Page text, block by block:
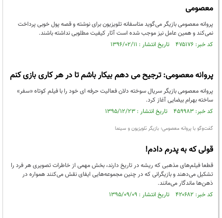
معصومی
پروانه معصومی بازیگر می‌گوید متاسفانه تلویزیون برای نوشته و قصه پول خوبی پرداخت
نمی‌کند و همین عامل نیز موجب شده است آثار کیفیت مطلوبی نداشته باشند.
کد خبر: ۴۷۵۱۷۶ تاریخ انتشار : ۱۳۹۶/۰۲/۱۱
پروانه معصومی: ترجیح می دهم بیکار باشم تا در هر کاری بازی کنم
پروانه معصومی بازیگر سریال سوخته دلان فعالیت حرفه ای خود را با فیلم کوتاه «سفر»
ساخته بهرام بیضایی آغاز کرد.
کد خبر: ۴۵۹۹۸۳ تاریخ انتشار : ۱۳۹۵/۱۲/۲۳
گفت‌وگو با پروانه معصومی؛ بازیگر تلویزیون و سینما
قولی که به پدرم دادم!
قطعا فیلم‌های مذهبی که ریشه در تاریخ دارند، بخش مهمی از خاطرات تصویری هر فرد را
تشکیل می‌دهند و بازیگرانی که در چنین مجموعه‌هایی ایفای نقش می‌کنند همواره در
ذهن‌ها ماندگار می‌مانند.
کد خبر: ۴۲۰۶۸۲ تاریخ انتشار : ۱۳۹۵/۰۹/۰۹